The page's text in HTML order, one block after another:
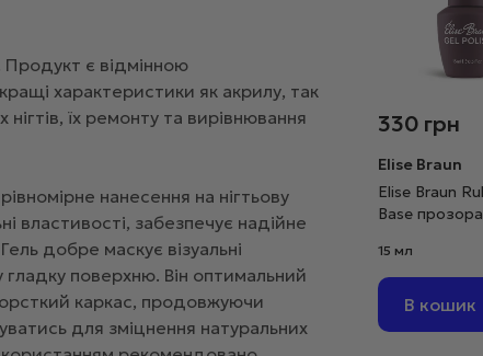
Продукт є відмінною
характеристики як акрилу, так
їх ремонту та вирівнювання
нанесення на нігтьову
властивості, забезпечує надійне
добре маскує візуальні
гладку поверхню. Він оптимальний
каркас, продовжуючи
для зміцнення натуральних
330 грн
Elise Braun
Elise Braun
Base
15 мл
В кошик